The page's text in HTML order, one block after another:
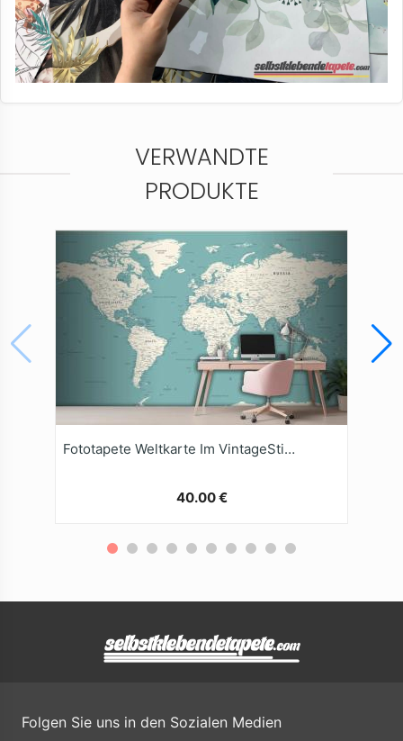
VERWANDTE
PRODUKTE
Fototapete Weltkarte Im VintageStil Mit Politischen Motiven
40.00 €
Folgen Sie uns in den Sozialen Medien